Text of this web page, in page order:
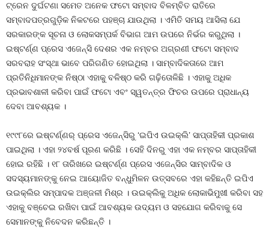
ଟ୍ରେନ ଦୁର୍ଘଟଣା ସମେତ ଅନେକ ଫଟୋ ସମ୍ବାଦ ବିଳମ୍ବିତ ରାତିରେ
ସମ୍ବାଦପତ୍ରଗୁଡ଼ିକ ନିକଟରେ ପହଞ୍ଚା ଯାଉଥିଲା । ଏମିତି ସମୟ ଆସିଲା ଯେ
ସରକାରଙ୍କ ସୂଚନା ଓ ଲୋକସମ୍ପର୍କ ବିଭାଗ ଆମ ଉପରେ ନିର୍ଭର କରୁଥିଲା ।
ଇଷ୍ଟର୍ଣ୍ଣ ପ୍ରେସ ଏଜେନ୍ସି ଦେଶର ଏକ ନମ୍ବର ଅଗ୍ରଣୀ ଫଟୋ ସମ୍ବାଦ
ସରବରାହ ସଂସ୍ଥା ଭାବେ ପରିଗଣିତ ହୋଇଥିଲା । ସାମ୍ବାଦିକତାରେ ଆମ
ପ୍ରତିନିଧିମାନଙ୍କ ନିଷ୍ଠା ଏହାକୁ ବଳିଷ୍ଠ କରି ଗଢ଼ିତୋଳିଛି । ଏହାକୁ ଅଧିକ
ପ୍ରଭାବଶାଳୀ କରିବା ପାଇଁ ଫଟୋ ଏବଂ ସ୍ୱତନ୍ତ୍ର ଫିଚର ଉପରେ ପ୍ରାଧାନ୍ୟ
ଦେବା ଆବଶ୍ୟକ ।
୧୯୯୮ରେ ଇଷ୍ଟର୍ଣ୍ଣର୍ ପ୍ରେସ ଏଜେନ୍ସିରୁ ‘ଇପିଏ ଉଇକ୍ଲି’ ସାପ୍ତାହିକୀ ପ୍ରକାଶ
ପାଇଥିଲା । ଏହା ୨୪ବର୍ଷ ପୂରଣ କରିଛି । ସେହି ଦିନରୁ ଏହା ଏକ ନମ୍ବର ସାପ୍ତାହିକୀ
ହୋଇ ରହିଛି । ୧୮ ତାରିଖରେ ଇଷ୍ଟର୍ଣ୍ଣ ପ୍ରେସ ଏଜେନ୍ସିର ସାମ୍ବାଦିକ ଓ
ସଦସ୍ୟମାନଙ୍କୁ ନେଇ ଆୟୋଜିତ ବନ୍ଧୁମିଳନ ଉତ୍ସବରେ ଏହା କହିଛନ୍ତି ଇପିଏ
ଉଇକ୍ଲିର ସମ୍ପାଦକ ଅଞ୍ଜଳୀ ମିଶ୍ର । ଉଇକ୍ଲିକୁ ଅଧିକ ଲୋକାଭିମୁଖୀ କରିବା ସହ
ଏହାକୁ ବଞ୍ଚେଇ ରଖିବା ପାଇଁ ଆବଶ୍ୟକ ଉଦ୍ୟମ ଓ ସହଯୋଗ କରିବାକୁ ସେ
ସେମାନଙ୍କୁ ନିବେଦନ କରିଛନ୍ତି ।